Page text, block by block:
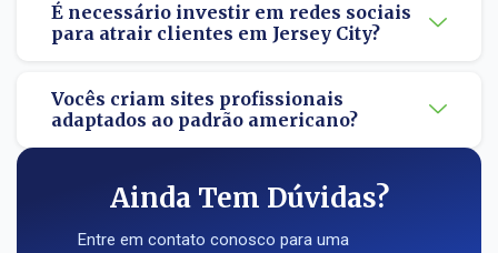
É necessário investir em redes sociais
para atrair clientes em Jersey City?
Vocês criam sites profissionais
adaptados ao padrão americano?
Ainda Tem Dúvidas?
Entre em contato conosco para uma